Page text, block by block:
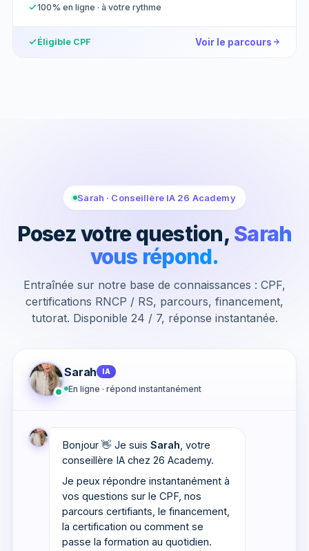
100% en ligne · à votre rythme
Éligible CPF Voir le parcours
Sarah · Conseillère IA 26 Academy
Posez votre question, Sarah
vous répond.
Entraînée sur notre base de connaissances : CPF,
certifications RNCP / RS, parcours, financement,
tutorat. Disponible 24 / 7, réponse instantanée.
Sarah IA
En ligne · répond instantanément
Bonjour 👋 Je suis Sarah , votre
conseillère IA chez 26 Academy.
Je peux répondre instantanément à
vos questions sur le CPF, nos
parcours certifiants, le financement,
la certification ou comment se
passe la formation au quotidien.